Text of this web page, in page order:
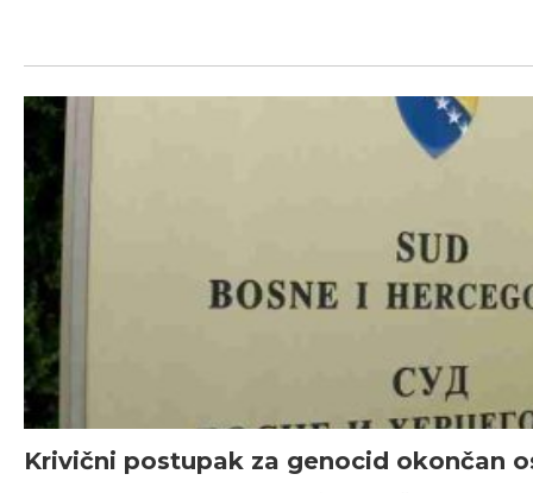
Krivični postupak za genocid okončan